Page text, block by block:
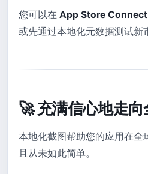
您可以在App Store Connect
或先通过本地化元数据测试新
🚀 充满信心地走
本地化截图帮助您的应用在
且从未如此简单。